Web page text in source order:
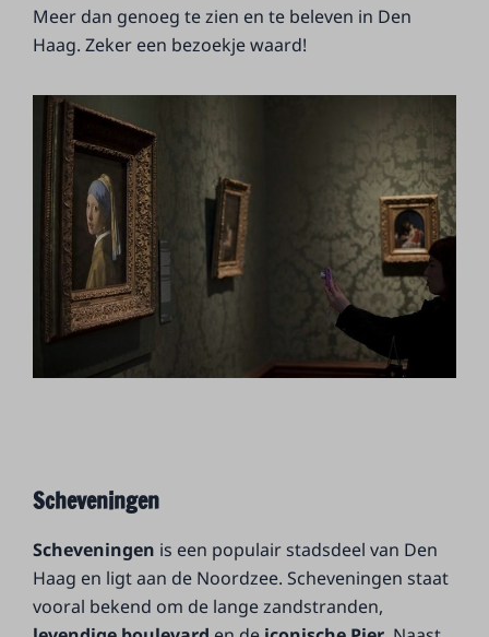
Meer dan genoeg te zien en te beleven in Den
Haag. Zeker een bezoekje waard!
Scheveningen
Scheveningen is een populair stadsdeel van Den
Haag en ligt aan de Noordzee. Scheveningen staat
vooral bekend om de lange zandstranden,